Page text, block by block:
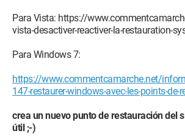
Para Vista: https://
vista-desactiver-reactiver-la-restauration-
Para Windows 7:
https://www.commentcamarche.net/
147-restaurer-windows-avec-les-points-de-
crea un nuevo punto de restauración del
útil ;-)